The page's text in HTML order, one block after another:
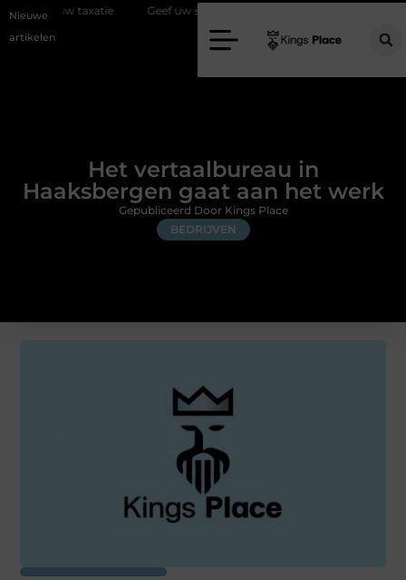
Nieuwe
artikelen
Geef uw slaapkamer een upgrade met interieuradvies Zwolle
Het vertaalbureau in
Haaksbergen gaat aan het werk
BEDRIJVEN
Gepubliceerd Door Kings Place